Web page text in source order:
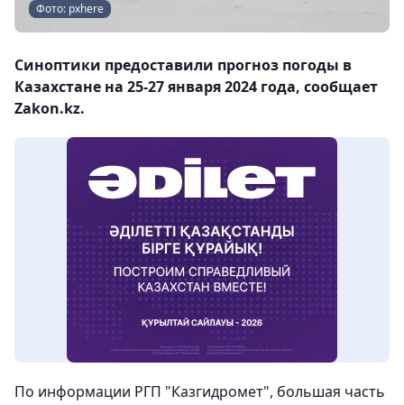
Фото: pxhere
Синоптики предоставили прогноз погоды в
Казахстане на 25-27 января 2024 года, сообщает
Zakon.kz.
По информации РГП "Казгидромет", большая часть